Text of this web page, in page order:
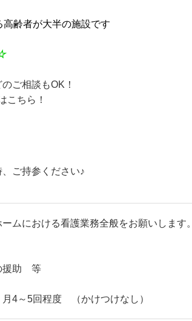
高齢者が大半の施設です
ご相談もOK！
こちら！
ご持参ください♪
ムにおける看護業務全般をお願いします。
援助 等
4～5回程度 （かけつけなし）